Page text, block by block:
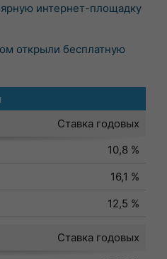
интернет-площадку
открыли бесплатную
Ставка годовых
10,8 %
16,1 %
12,5 %
Ставка годовых